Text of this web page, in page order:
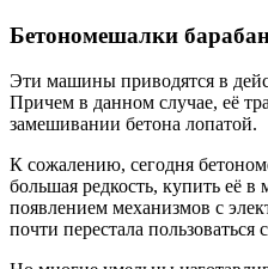
Бетономешалки
Эти машины приводятся в
Причем в данном случае, её
замешивании бетона лопатой.
К сожалению, сегодня
большая редкость, купить её в
появлением механизмов с
почти перестала пользоваться